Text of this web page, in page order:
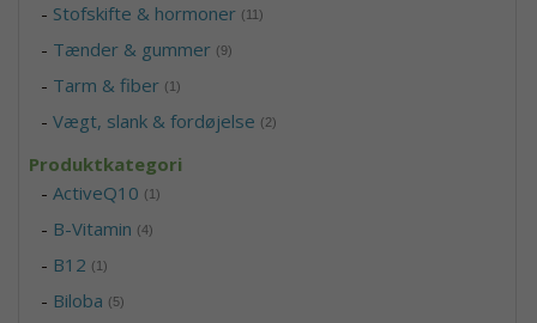
- Stofskifte & hormoner (11)
- Tænder & gummer (9)
- Tarm & fiber (1)
-Vægt, slank & fordøjelse (2)
Produktkategori
-ActiveQ10 (1)
- B-Vitamin (4)
- B12 (1)
- Biloba (5)